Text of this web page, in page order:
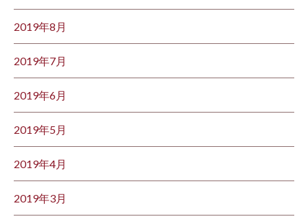
2019年8月
2019年7月
2019年6月
2019年5月
2019年4月
2019年3月